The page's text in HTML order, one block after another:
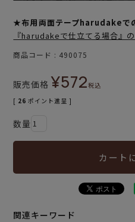
★布用両面テープharudakeで
『harudakeで仕立てる場合』
商品コード 490075
販売価格 ¥572税込
[ 26 ポイント進呈 ]
カート
関連キーワード